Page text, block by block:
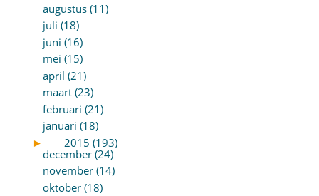
augustus (11)
juli (18)
juni (16)
mei (15)
april (21)
maart (23)
februari (21)
januari (18)
►
2015 (193)
december (24)
november (14)
oktober (18)